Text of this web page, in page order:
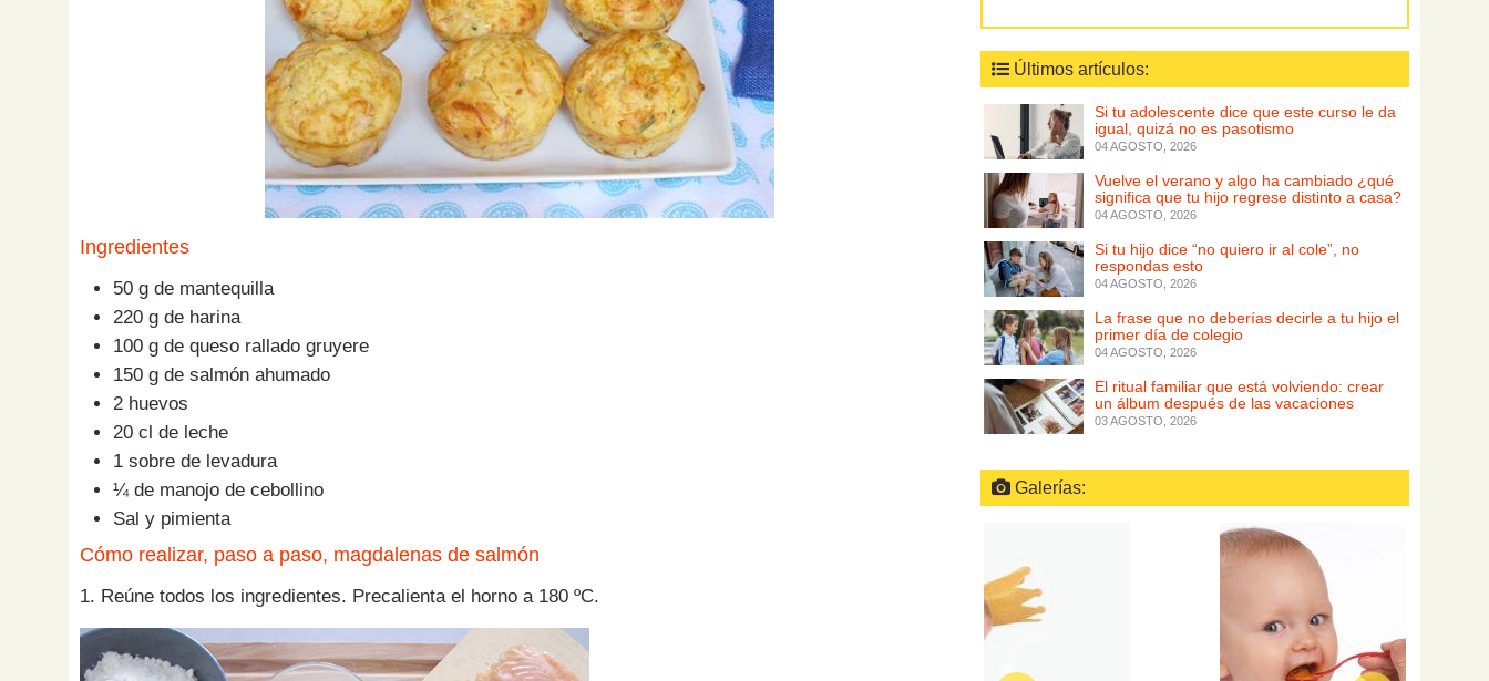
Ingredientes
50 g de mantequilla
220 g de harina
100 g de queso rallado gruyere
150 g de salmón ahumado
2 huevos
20 cl de leche
1 sobre de levadura
¼ de manojo de cebollino
Sal y pimienta
Cómo realizar, paso a paso, magdalenas de salmón
1. Reúne todos los ingredientes. Precalienta el horno a 180 ºC.
Últimos artículos:
Si tu adolescente dice que este curso le da
igual, quizá no es pasotismo
04 AGOSTO, 2026
Vuelve el verano y algo ha cambiado ¿qué
significa que tu hijo regrese distinto a casa?
04 AGOSTO, 2026
Si tu hijo dice “no quiero ir al cole”, no
respondas esto
04 AGOSTO, 2026
La frase que no deberías decirle a tu hijo el
primer día de colegio
04 AGOSTO, 2026
El ritual familiar que está volviendo: crear
un álbum después de las vacaciones
03 AGOSTO, 2026
Galerías: